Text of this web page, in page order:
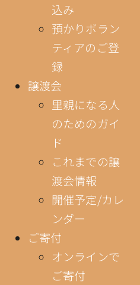
込み
預かりボラン
ティアのご登
録
譲渡会
里親になる人
のためのガイ
ド
これまでの譲
渡会情報
開催予定/カレ
ンダー
ご寄付
オンラインで
ご寄付